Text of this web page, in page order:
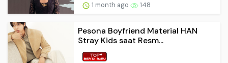
1 month ago 148
Pesona Boyfriend Material HAN
Stray Kids saat Resm...